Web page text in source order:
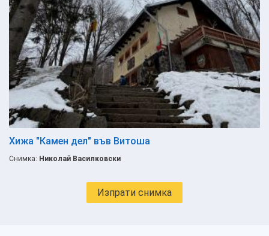
Хижа "Камен дел" във Витоша
Снимка: Николай Василковски
Изпрати снимка